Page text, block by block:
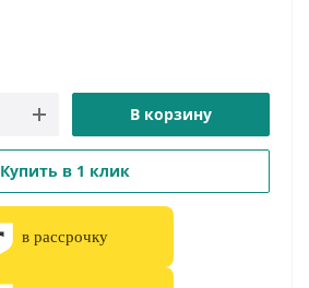
В корзину
Купить в 1 клик
в рассрочку